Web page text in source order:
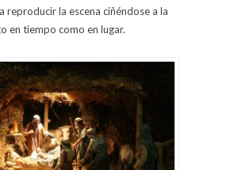
reproducir la escena ciñéndose a la
en tiempo como en lugar.